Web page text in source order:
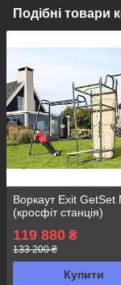
Подібні товари
Воркаут Exit GetSet
(кросфіт станція)
119 880 ₴
133 200 ₴
Купити